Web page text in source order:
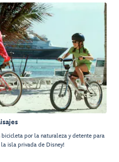
bicicleta por la naturaleza y detente para
isla privada de Disney!